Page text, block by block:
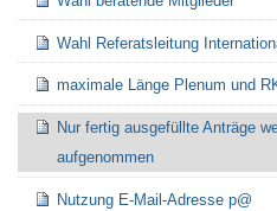
Wahl Referatsleitung
maximale Länge Plenum und
Nur fertig ausgefüllte Anträge
aufgenommen
Nutzung E-Mail-Adresse p@